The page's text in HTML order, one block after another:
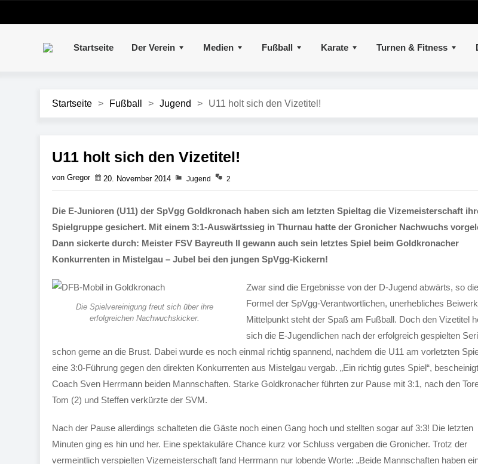
Startseite Der Verein Medien Fußball Karate Turnen & Fitness
Startseite > Fußball > Jugend > U11 holt sich den Vizetitel!
U11 holt sich den Vizetitel!
von Gregor 20. November 2014 Jugend 2
Die E-Junioren (U11) der SpVgg Goldkronach haben sich am letzten Spieltag die Vizemeisterschaft
Spielgruppe gesichert. Mit einem 3:1-Auswärtssieg in Thurnau hatte der Gronicher Nachwuchs
Dann sickerte durch: Meister FSV Bayreuth II gewann auch sein letztes Spiel beim Goldkronacher
Konkurrenten in Mistelgau – Jubel bei den jungen SpVgg-Kickern!
Die Spielvereinigung freut sich über ihre
erfolgreichen Nachwuchskicker.
Zwar sind die Ergebnisse von der D-Jugend abwärts, so die
Formel der SpVgg-Verantwortlichen, unerhebliches
Mittelpunkt steht der Spaß am Fußball. Doch den Vizetitel
sich die E-Jugendlichen nach der erfolgreich gespielten
schon gerne an die Brust. Dabei wurde es noch einmal richtig spannend, nachdem die U11 am vorletzten
eine 3:0-Führung gegen den direkten Konkurrenten aus Mistelgau vergab. „Ein richtig gutes Spiel“,
Coach Sven Herrmann beiden Mannschaften. Starke Goldkronacher führten zur Pause mit 3:1, nach den
Tom (2) und Steffen verkürzte der SVM.
Nach der Pause allerdings schalteten die Gäste noch einen Gang hoch und stellten sogar auf 3:3! Die letzten
Minuten ging es hin und her. Eine spektakuläre Chance kurz vor Schluss vergaben die Gronicher. Trotz der
vermeintlich verspielten Vizemeisterschaft fand Herrmann nur lobende Worte: „Beide Mannschaften haben